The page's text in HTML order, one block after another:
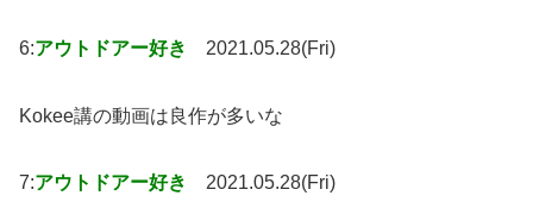
6:アウトドアー好き 2021.05.28(Fri)
Kokee講の動画は良作が多いな
7:アウトドアー好き 2021.05.28(Fri)